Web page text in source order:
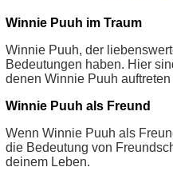
Winnie Puuh im Traum
Winnie Puuh, der
Bedeutungen haben. Hier
denen Winnie Puuh auftreten
Winnie Puuh als Freund
Wenn Winnie Puuh als
die Bedeutung von
deinem Leben.